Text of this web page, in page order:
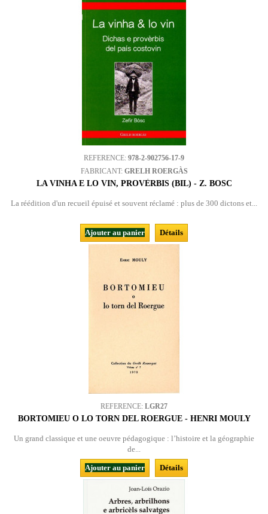
REFERENCE: 978-2-902756-17-9
FABRICANT: GRELH ROERGÀS
LA VINHA E LO VIN, PROVÈRBIS (BIL) - Z. BOSC
La réédition d'un recueil épuisé et souvent réclamé : plus de 300 dictons et...
Ajouter au panier Détails
REFERENCE: LGR27
BORTOMIEU O LO TORN DEL ROERGUE - HENRI MOULY
Un grand classique et une oeuvre pédagogique : l’histoire et la géographie
de...
Ajouter au panier Détails